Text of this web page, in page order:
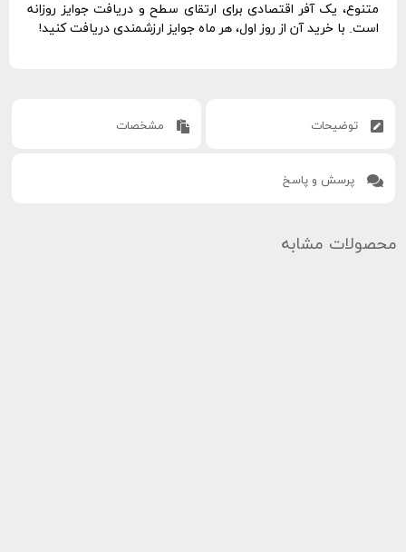
متنوع، یک آفر اقتصادی برای ارتقای سطح و دریافت جوایز روزانه
است. با خرید آن از روز اول، هر ماه جوایز ارزشمندی دریافت کنید!
توضیحات مشخصات
پرسش و پاسخ
محصولات مشابه